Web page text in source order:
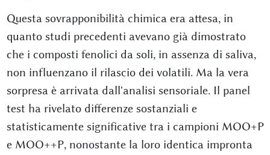
Questa sovrapponibilità chimica era attesa, in
quanto studi precedenti avevano già dimostrato
che i composti fenolici da soli, in assenza di saliva,
non influenzano il rilascio dei volatili. Ma la vera
sorpresa è arrivata dall'analisi sensoriale. Il panel
test ha rivelato differenze sostanziali e
statisticamente significative tra i campioni MOO+P
e MOO++P, nonostante la loro identica impronta